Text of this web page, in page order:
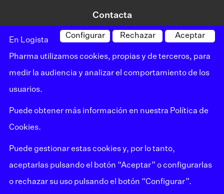
Contacta
©logista Todos los derechos reservados
Aviso legal
Política de cookies
Aceptar
Rechazar
Configurar
En Logista
Pharma utilizamos cookies, propias y de terceros, para
medir la audiencia y analizar el comportamiento de los
usuarios.
Puede obtener más información en nuestra Política de
Cookies.
Puede gestionar estas cookies y, por lo tanto,
aceptarlas pulsando el botón “Aceptar” o configurarlas
o rechazar su uso pulsando el botón “Configurar”.